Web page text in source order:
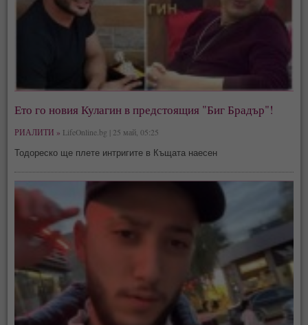
Ето го новия Кулагин в предстоящия "Биг Брадър"!
РИАЛИТИ » LifeOnline.bg | 25 май, 05:25
Тодореско ще плете интригите в Къщата наесен